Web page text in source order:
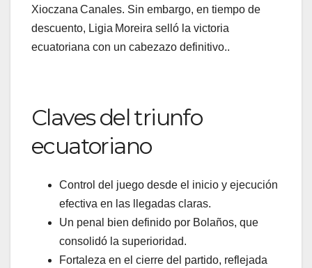
Xioczana Canales. Sin embargo, en tiempo de
descuento, Ligia Moreira selló la victoria
ecuatoriana con un cabezazo definitivo..
Claves del triunfo
ecuatoriano
Control del juego desde el inicio y ejecución
efectiva en las llegadas claras.
Un penal bien definido por Bolaños, que
consolidó la superioridad.
Fortaleza en el cierre del partido, reflejada